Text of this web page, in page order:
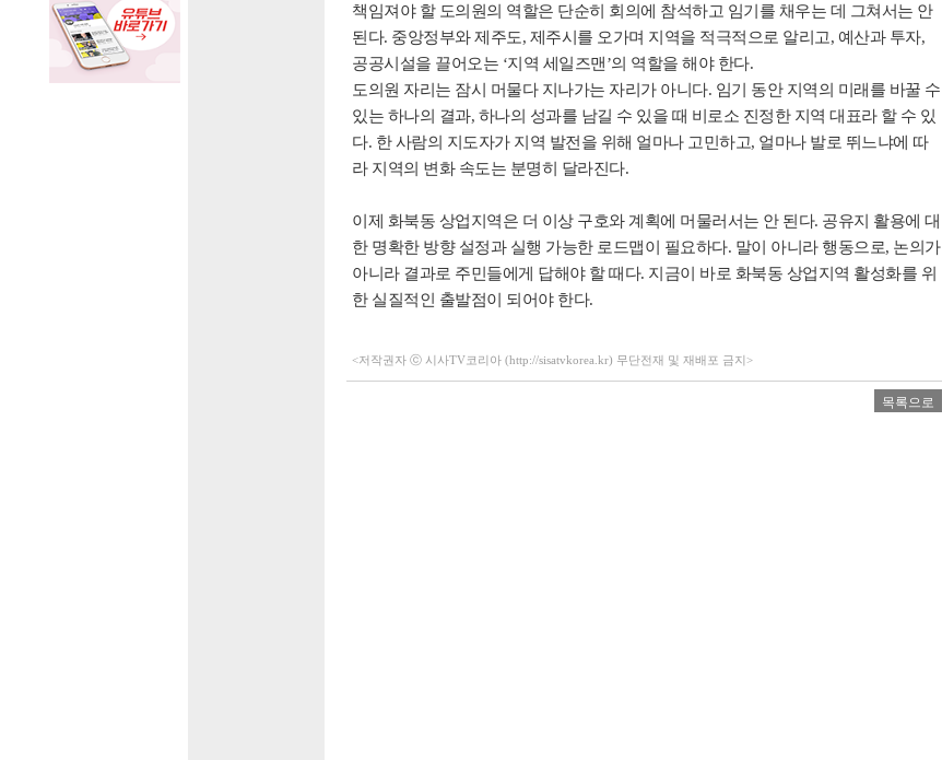
책임져야 할 도의원의 역할은 단순히 회의에 참석하고 임기를 채우는 데 그쳐서는 안
된다. 중앙정부와 제주도, 제주시를 오가며 지역을 적극적으로 알리고, 예산과 투자,
공공시설을 끌어오는 ‘지역 세일즈맨’의 역할을 해야 한다.
도의원 자리는 잠시 머물다 지나가는 자리가 아니다. 임기 동안 지역의 미래를 바꿀 수
있는 하나의 결과, 하나의 성과를 남길 수 있을 때 비로소 진정한 지역 대표라 할 수 있
다. 한 사람의 지도자가 지역 발전을 위해 얼마나 고민하고, 얼마나 발로 뛰느냐에 따
라 지역의 변화 속도는 분명히 달라진다.
이제 화북동 상업지역은 더 이상 구호와 계획에 머물러서는 안 된다. 공유지 활용에 대
한 명확한 방향 설정과 실행 가능한 로드맵이 필요하다. 말이 아니라 행동으로, 논의가
아니라 결과로 주민들에게 답해야 할 때다. 지금이 바로 화북동 상업지역 활성화를 위
한 실질적인 출발점이 되어야 한다.
<저작권자 ⓒ 시사TV코리아 (http://sisatvkorea.kr) 무단전재 및 재배포 금지>
목록으로